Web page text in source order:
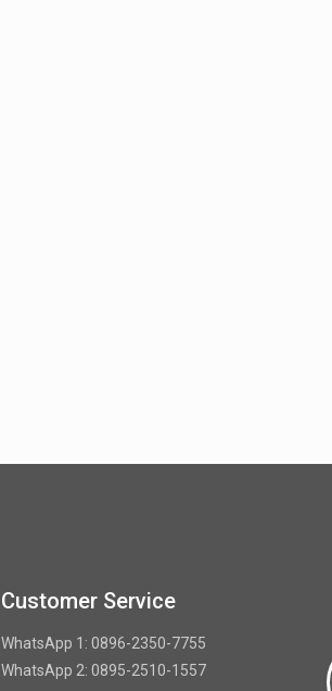
Customer Service
WhatsApp 1: 0896-2350-7755
WhatsApp 2: 0895-2510-1557